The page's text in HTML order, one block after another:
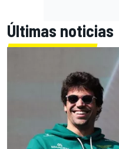
Últimas noticias